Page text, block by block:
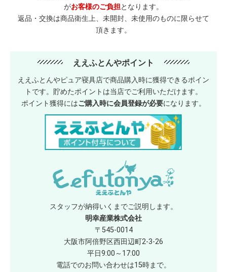
がお客様のご負担となります。
返品・交換は商品衛生上、未開封、未使用のものに限らせて
頂きます。
ええふとんやポイント
ええふとんやピュア寝具店で商品購入時に獲得できるポイン
トです。貯めたポイントは当店でご利用いただけます。
ポイント獲得にはご購入時に会員登録が必要になります。
スタッフが納得いくまでご説明します。
明幸産業株式会社
〒545-0014
大阪市阿倍野区西田辺町2-3-26
平日9:00～17:00
電話でのお問い合わせは15時まで。